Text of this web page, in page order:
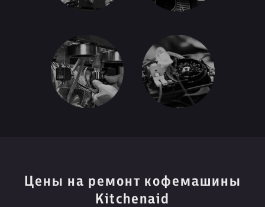
Цены на ремонт кофемашины
Kitchenaid